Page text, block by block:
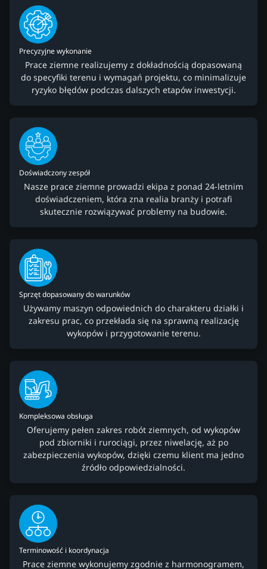
Precyzyjne wykonanie
Prace ziemne realizujemy z dokładnością dopasowaną
do specyfiki terenu i wymagań projektu, co minimalizuje
ryzyko błędów podczas dalszych etapów inwestycji.
Doświadczony zespół
Nasze prace ziemne prowadzi ekipa z ponad 24-letnim
doświadczeniem, która zna realia branży i potrafi
skutecznie rozwiązywać problemy na budowie.
Sprzęt dopasowany do warunków
Używamy maszyn odpowiednich do charakteru działki i
zakresu prac, co przekłada się na sprawną realizację
wykopów i przygotowanie terenu.
Kompleksowa obsługa
Oferujemy pełen zakres robót ziemnych, od wykopów
pod zbiorniki i rurociągi, przez niwelację, aż po
zabezpieczenia wykopów, dzięki czemu klient ma jedno
źródło odpowiedzialności.
Terminowość i koordynacja
Prace ziemne wykonujemy zgodnie z harmonogramem,